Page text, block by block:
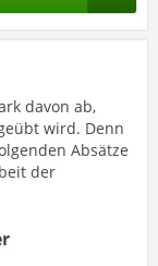
davon ab,
wird. Denn
Absätze
der